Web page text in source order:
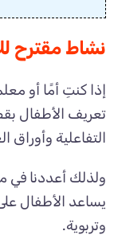
نشاط مقترح
إذا كنتِ أمًا أو
تعريف الأطفال
التفاعلية وأوراق
ولذلك أعددنا في
يساعد الأطفال
وتربوية.